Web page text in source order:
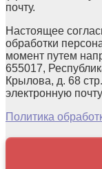
почту.
Настоящее
обработки
момент путем
655017,
Крылова, д. 68
электронную
Политика